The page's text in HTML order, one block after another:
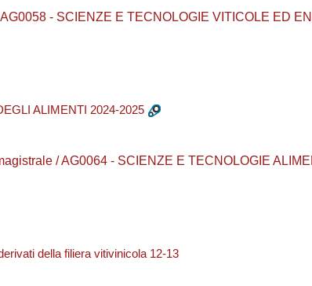
- SCIENZE E TECNOLOGIE VITICOLE ED
ALIMENTI 2024-2025
/ AG0064 - SCIENZE E TECNOLOGIE
della filiera vitivinicola 12-13